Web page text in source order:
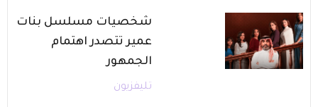
شخصيات مسلسل بنات
عمير تتصدر اهتمام
الجمهور
تليفزيون